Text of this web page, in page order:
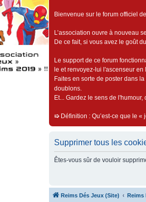
Bienvenue sur le forum officiel
L’association ouvre à nouveau
De ce fait, si vous avez le goût
Le support de ce forum
le et renvoyez-lui l'ascenseur
Faites en sorte de poster dans
doublons.
Et... Gardez le sens de
➯ Définition : Qu’est-ce que le
Supprimer tous les
Êtes-vous sûr de vouloir
Reims Dés Jeux (Site) Reims